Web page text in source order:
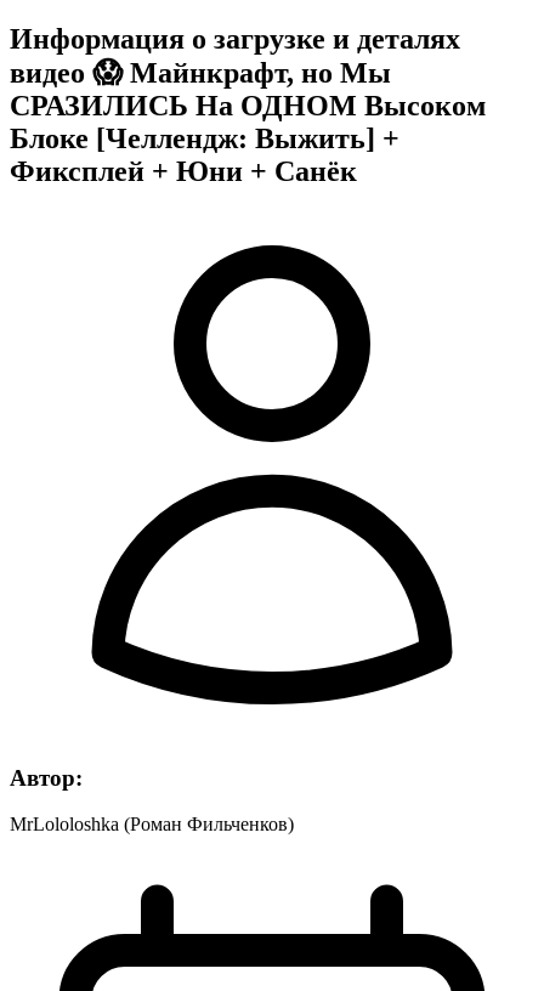
Информация о загрузке и деталях
видео 😱 Майнкрафт, но Мы
СРАЗИЛИСЬ На ОДНОМ Высоком
Блоке [Челлендж: Выжить] +
Фиксплей + Юни + Санёк
Автор:
MrLololoshka (Роман Фильченков)